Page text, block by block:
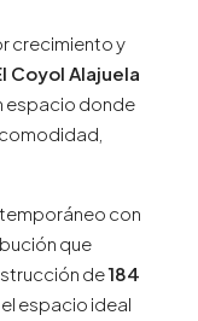
crecimiento y
Coyol Alajuela
espacio donde
con
que
de184
el espacio ideal